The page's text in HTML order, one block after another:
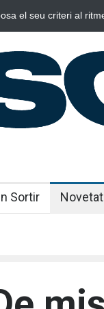
el seu criteri al ritme
Sortir